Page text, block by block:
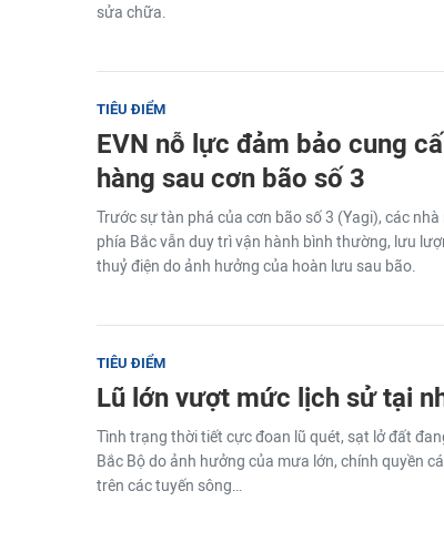
sửa chữa.
TIÊU ĐIỂM
EVN nỗ lực đảm bảo cung
hàng sau cơn bão số 3
Trước sự tàn phá của cơn bão số 3 (Yagi), các
phía Bắc vẫn duy trì vận hành bình thường, lưu
thuỷ điện do ảnh hưởng của hoàn lưu sau bão.
TIÊU ĐIỂM
Lũ lớn vượt mức lịch sử tại
Tình trạng thời tiết cực đoan lũ quét, sạt lở đất
Bắc Bộ do ảnh hưởng của mưa lớn, chính quyền
trên các tuyến sông…